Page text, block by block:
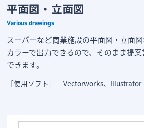
平面図・立面図
Various drawings
スーパーなど商業施設の平面図・立面図
カラーで出力できるので、そのまま提
できます。
［使用ソフト］ Vectorworks、Illustrator